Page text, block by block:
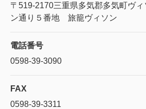
〒519-2170三重県多気郡多気町ヴ
ン通り５番地 旅籠ヴィソン
電話番号
0598-39-3090
FAX
0598-39-3311